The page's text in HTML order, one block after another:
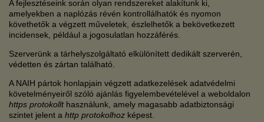
A fejlesztéseink során olyan rendszereket alakítunk ki,
amelyekben a naplózás révén kontrollálhatók és nyomon
követhetők a végzett műveletek, észlelhetők a bekövetkezett
incidensek, például a jogosulatlan hozzáférés.
Szerverünk a tárhelyszolgáltató elkülönített dedikált szerverén,
védetten és zártan található.
A NAIH pártok honlapjain végzett adatkezelések adatvédelmi
követelményeiről szóló ajánlás figyelembevételével a weboldalon
https protokollthasználunk, amely magasabb adatbiztonsági
szintet jelent a http protokolhoz képest.